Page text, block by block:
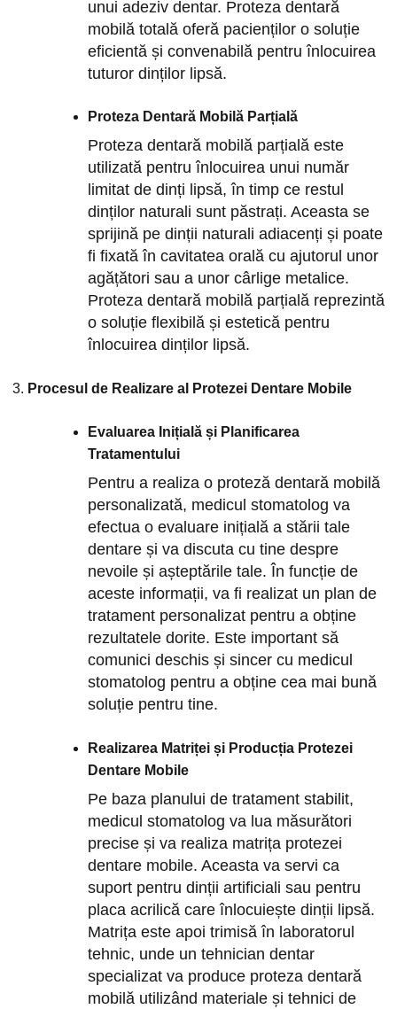
unui adeziv dentar. Proteza dentară
mobilă totală oferă pacienților o soluție
eficientă și convenabilă pentru înlocuirea
tuturor dinților lipsă.
Proteza Dentară Mobilă Parțială
Proteza dentară mobilă parțială este
utilizată pentru înlocuirea unui număr
limitat de dinți lipsă, în timp ce restul
dinților naturali sunt păstrați. Aceasta se
sprijină pe dinții naturali adiacenți și poate
fi fixată în cavitatea orală cu ajutorul unor
agățători sau a unor cârlige metalice.
Proteza dentară mobilă parțială reprezintă
o soluție flexibilă și estetică pentru
înlocuirea dinților lipsă.
Procesul de Realizare al Protezei Dentare Mobile
Evaluarea Inițială și Planificarea
Tratamentului
Pentru a realiza o proteză dentară mobilă
personalizată, medicul stomatolog va
efectua o evaluare inițială a stării tale
dentare și va discuta cu tine despre
nevoile și așteptările tale. În funcție de
aceste informații, va fi realizat un plan de
tratament personalizat pentru a obține
rezultatele dorite. Este important să
comunici deschis și sincer cu medicul
stomatolog pentru a obține cea mai bună
soluție pentru tine.
Realizarea Matriței și Producția Protezei
Dentare Mobile
Pe baza planului de tratament stabilit,
medicul stomatolog va lua măsurători
precise și va realiza matrița protezei
dentare mobile. Aceasta va servi ca
suport pentru dinții artificiali sau pentru
placa acrilică care înlocuiește dinții lipsă.
Matrița este apoi trimisă în laboratorul
tehnic, unde un tehnician dentar
specializat va produce proteza dentară
mobilă utilizând materiale și tehnici de